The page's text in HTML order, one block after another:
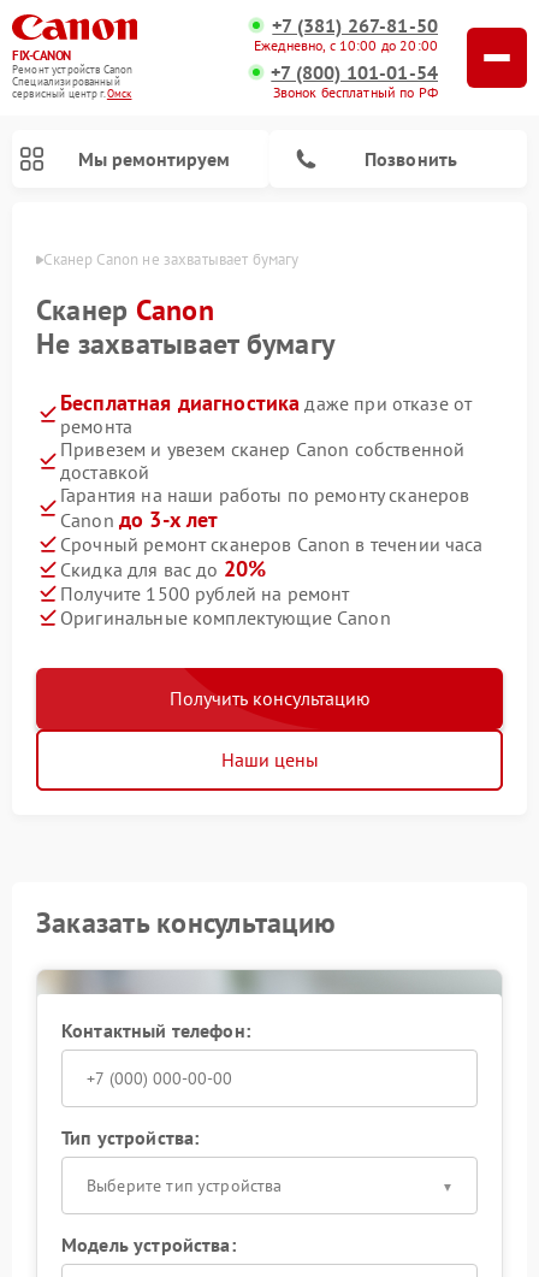
FIX-CANON
Ремонт устройств Canon
Специализированный
cервисный центр г.Омск
+7 (381) 267-81-50
Ежедневно, с 10:00 до 20:00
+7 (800) 101-01-54
Звонок бесплатный по РФ
Мы ремонтируем Позвонить
Сканер Canon не захватывает бумагу
Сканер Canon
Не захватывает бумагу
Бесплатная диагностика даже при отказе от
ремонта
Привезем и увезем сканер Canon собственной
доставкой
Гарантия на наши работы по ремонту сканеров
Canon до 3-х лет
Срочный ремонт сканеров Canon в течении часа
Скидка для вас до 20%
Получите 1500 рублей на ремонт
Оригинальные комплектующие Canon
Получить консультацию
Наши цены
Заказать консультацию
Контактный телефон:
Тип устройства:
Выберите тип устройства
Модель устройства: